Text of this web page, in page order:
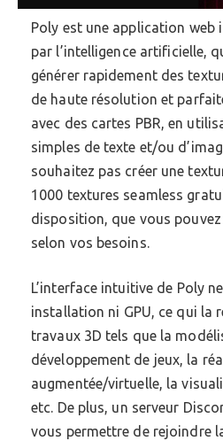
Poly est une application web
par l’intelligence artificielle,
générer rapidement des
de haute résolution et
avec des cartes PBR, en
simples de texte et/ou
souhaitez pas créer une
1000 textures seamless
disposition, que vous
selon vos besoins.
L’interface intuitive de Poly
installation ni GPU, ce qui la
travaux 3D tels que la
développement de jeux, la
augmentée/virtuelle, la
etc. De plus, un serveur
vous permettre de rejoindre